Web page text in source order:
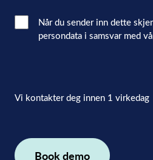
Interacted
Når du sender inn dette
persondata i samsvar med
Vi kontakter deg innen 1 virkedag